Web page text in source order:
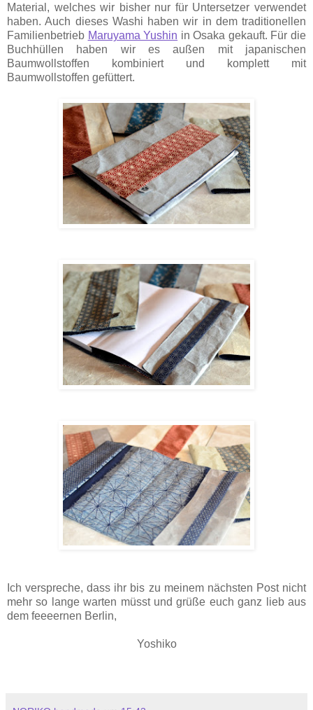
Material, welches wir bisher nur für Untersetzer verwendet
haben. Auch dieses Washi haben wir in dem traditionellen
Familienbetrieb Maruyama Yushin in Osaka gekauft. Für die
Buchhüllen haben wir es außen mit japanischen
Baumwollstoffen kombiniert und komplett mit
Baumwollstoffen gefüttert.
Ich verspreche, dass ihr bis zu meinem nächsten Post nicht
mehr so lange warten müsst und grüße euch ganz lieb aus
dem feeeernen Berlin,
Yoshiko